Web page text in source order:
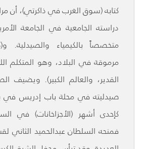
كتابه (سوق الغرب في ذاكرتي)، أن
دراسته الجامعية في الجامعة
متخصصاً بالكيمياء والصيدلية.
مرموقة في البلاد، وهو المتكلم
القدير، والعالم الكبير). ويضيف
صيدليته في محلة باب إدريس في
كإحدى أشهر (الأجزاخانات) في
فمنحه السلطان عبدالحميد الثاني لقب